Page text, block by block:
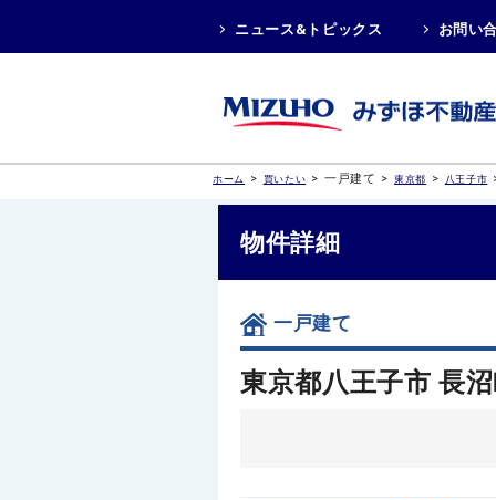
ニュース&トピックス お問い
ホーム > 買いたい > 一戸建て > 東京都 > 八王子市
物件詳細
一戸建て
東京都八王子市 長